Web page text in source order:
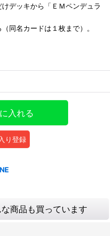
デッキから「ＥＭペンデュラ
同名カードは１枚まで）。
入れる
り登録
商品も買っています